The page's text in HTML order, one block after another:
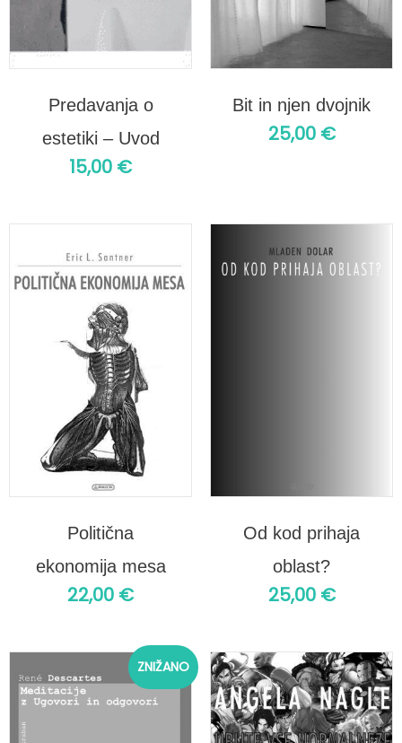
Predavanja o
estetiki – Uvod
15,00 €
Bit in njen dvojnik
25,00 €
Politična
ekonomija mesa
22,00 €
Od kod prihaja
oblast?
25,00 €
ZNIŽANO
Izvirna
cena
je
Trenutna
cena
29,00 €.